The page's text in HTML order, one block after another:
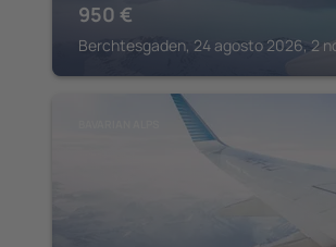
950 €
Berchtesgaden, 24 agosto 2026, 2